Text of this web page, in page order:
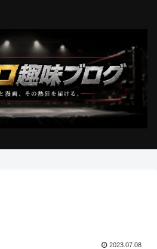
2023.07.08